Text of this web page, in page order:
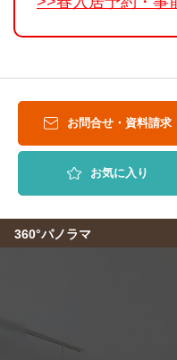
お問合せ・資料請求
お気に入り
360°パノラマ